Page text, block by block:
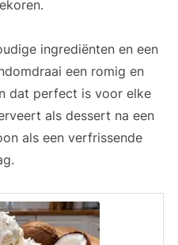
ingrediënten en een
een romig en
dat perfect is voor elke
als dessert na een
als een verfrissende